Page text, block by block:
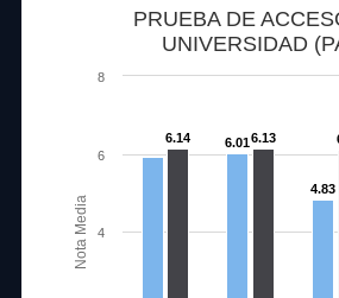
Nota Media
PRUEBA DE
UNIVERSIDAD
6.01
4.83
6.14 6.13
4
6
8